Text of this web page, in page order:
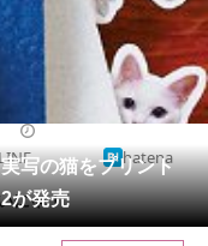
写の猫をプリント
が発売
hatena
にゃ！